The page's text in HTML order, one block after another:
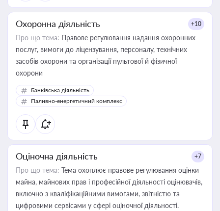
Охоронна діяльність +10
Про що тема: Правове регулювання надання охоронних
послуг, вимоги до ліцензування, персоналу, технічних
засобів охорони та організації пультової й фізичної
охорони
Банківська діяльність
Паливно-енергетичний комплекс
Оціночна діяльність +7
Про що тема: Тема охоплює правове регулювання оцінки
майна, майнових прав і професійної діяльності оцінювачів,
включно з кваліфікаційними вимогами, звітністю та
цифровими сервісами у сфері оціночної діяльності.